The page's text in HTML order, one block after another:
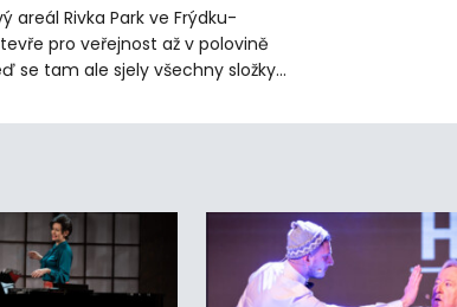
areál Rivka Park ve Frýdku-
pro veřejnost až v polovině
se tam ale sjely všechny složky
muže pod vlivem drog do